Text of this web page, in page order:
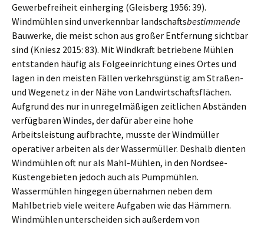
Gewerbefreiheit einherging (Gleisberg 1956: 39).
Windmühlen sind unverkennbar landschaftsbestimmende
Bauwerke, die meist schon aus großer Entfernung sichtbar
sind (Kniesz 2015: 83). Mit Windkraft betriebene Mühlen
entstanden häufig als Folgeeinrichtung eines Ortes und
lagen in den meisten Fällen verkehrsgünstig am Straßen-
und Wegenetz in der Nähe von Landwirtschaftsflächen.
Aufgrund des nur in unregelmäßigen zeitlichen Abständen
verfügbaren Windes, der dafür aber eine hohe
Arbeitsleistung aufbrachte, musste der Windmüller
operativer arbeiten als der Wassermüller. Deshalb dienten
Windmühlen oft nur als Mahl-Mühlen, in den Nordsee-
Küstengebieten jedoch auch als Pumpmühlen.
Wassermühlen hingegen übernahmen neben dem
Mahlbetrieb viele weitere Aufgaben wie das Hämmern.
Windmühlen unterscheiden sich außerdem von